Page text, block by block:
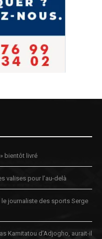
bientôt livré
valises pour l’au-delà
le journaliste des sports Serge
Kamitatou d’Adjogho, aurait-il